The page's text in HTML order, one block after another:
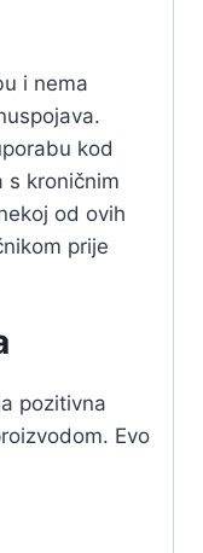
i nema
kod
s kroničnim
od ovih
prije
pozitivna
Evo